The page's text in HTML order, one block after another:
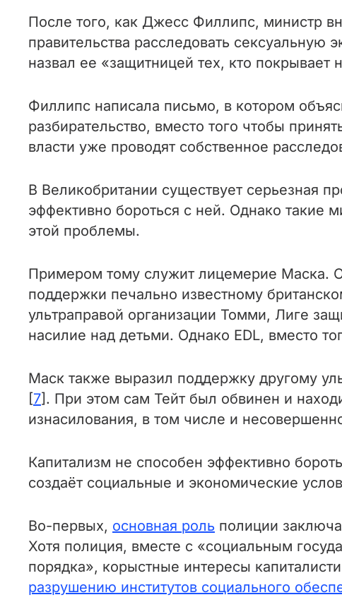
После того, как Джесс Филлипс, министр
правительства расследовать
назвал ее «защитницей тех, кто покрывает
Филлипс написала письмо, в котором
разбирательство, вместо того чтобы
власти уже проводят собственное
В Великобритании существует серьезная
эффективно бороться с ней. Однако
этой проблемы.
Примером тому служит лицемерие Маска.
поддержки печально известному
ультраправой организации Томми, Лиге
насилие над детьми. Однако EDL, вместо
Маск также выразил поддержку другому
[7]. При этом сам Тейт был обвинен и
изнасилования, в том числе и
Капитализм не способен эффективно
создаёт социальные и экономические
Во-первых, основная роль полиции
Хотя полиция, вместе с «социальным
порядка», корыстные интересы
разрушению институтов социального